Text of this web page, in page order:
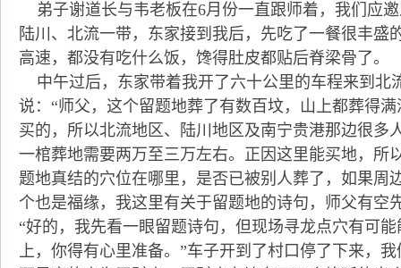
弟子谢道长与韦老板在6月份一直跟师着，我们应
陆川、北流一带，东家接到我后，先吃了一餐很丰盛
高速，都没有吃什么饭，馋得肚皮都贴后脊梁骨了。
中午过后，东家带着我开了六十公里的车程来到北
说： “师父，这个留题地葬了有数百坟，山上都葬得
买的，所以北流地区、陆川地区及南宁贵港那边很多
一棺葬地需要两万至三万左右。正因这里能买地，所
题地真结的穴位在哪里，是否已被别人葬了，如果周
个也是福缘，我这里有关于留题地的诗句，师父有空
“好的，我先看一眼留题诗句，但现场寻龙点穴有可
上，你得有心里准备。”车子开到了村口停了下来，